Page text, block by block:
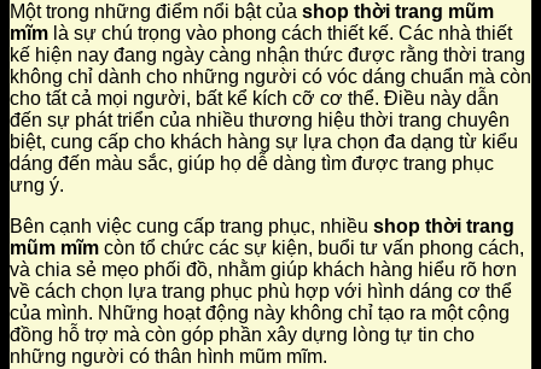
Một trong những điểm nổi bật của shop thời trang mũm
mĩm là sự chú trọng vào phong cách thiết kế. Các nhà thiết
kế hiện nay đang ngày càng nhận thức được rằng thời trang
không chỉ dành cho những người có vóc dáng chuẩn mà còn
cho tất cả mọi người, bất kể kích cỡ cơ thể. Điều này dẫn
đến sự phát triển của nhiều thương hiệu thời trang chuyên
biệt, cung cấp cho khách hàng sự lựa chọn đa dạng từ kiểu
dáng đến màu sắc, giúp họ dễ dàng tìm được trang phục
ưng ý.
Bên cạnh việc cung cấp trang phục, nhiều shop thời trang
mũm mĩm còn tổ chức các sự kiện, buổi tư vấn phong cách,
và chia sẻ mẹo phối đồ, nhằm giúp khách hàng hiểu rõ hơn
về cách chọn lựa trang phục phù hợp với hình dáng cơ thể
của mình. Những hoạt động này không chỉ tạo ra một cộng
đồng hỗ trợ mà còn góp phần xây dựng lòng tự tin cho
những người có thân hình mũm mĩm.